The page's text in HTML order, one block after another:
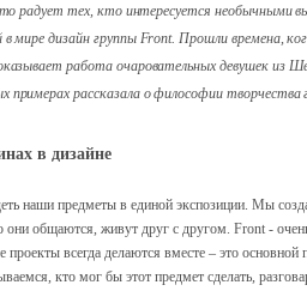
радует тех, кто интересуется необычными
в мире дизайн группы Front. Прошли времена,
работа очаровательных девушек из
рассказала о философии творчества
в дизайне
наши предметы в единой экспозиции. Мы
они общаются, живут друг с другом. Front -
проекты всегда делаются вместе – это
кто мог бы этот предмет сделать,